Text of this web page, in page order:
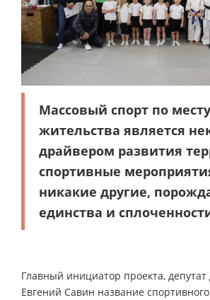
Массовый спорт по месту
жительства является
драйвером развития
спортивные
никакие другие,
единства и
Главный инициатор проекта,
Евгений Савин название